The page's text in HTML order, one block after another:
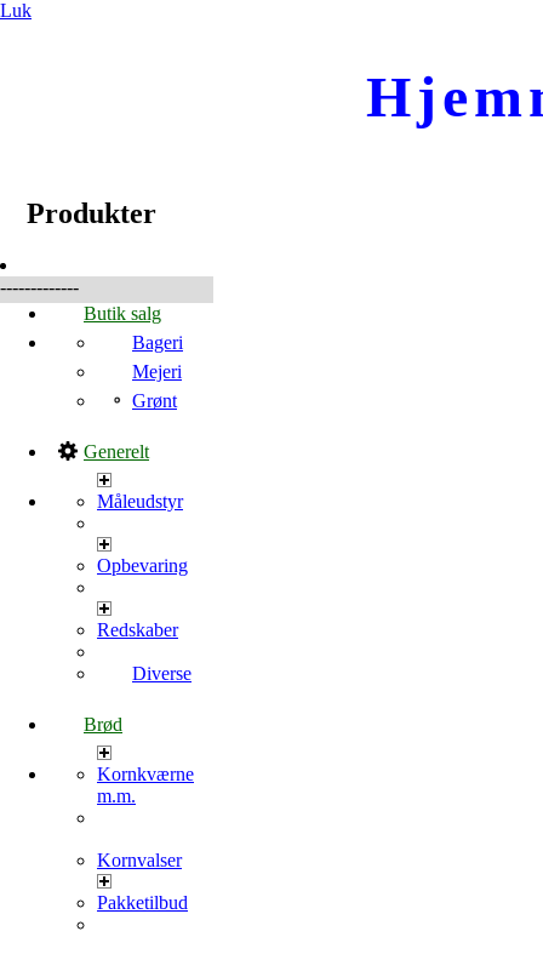
Luk
Produkter
-------------
Butik salg
Bageri
Mejeri
Grønt
Generelt
Måleudstyr
Opbevaring
Redskaber
Diverse
Brød
Kornkværne
m.m.
Kornvalser
Pakketilbud